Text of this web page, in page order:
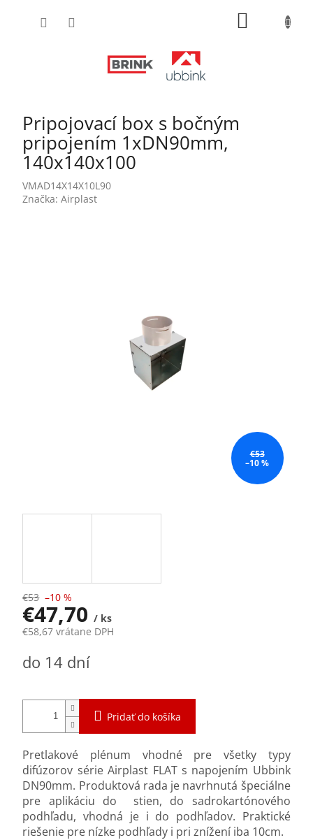
Pripojovací box s bočným
pripojením 1xDN90mm,
140x140x100
VMAD14X14X10L90
Značka:Airplast
€53
–10 %
€53 –10 %
€47,70/ ks
€58,67 vrátane DPH
cena:
do 14 dní
Pridať do košíka
Pretlakové plénum vhodné pre všetky typy
difúzorov série Airplast FLAT s napojením Ubbink
DN90mm. Produktová rada je navrhnutá špeciálne
pre aplikáciu do stien, do sadrokartónového
podhľadu, vhodná je i do podhľadov. Praktické
riešenie pre nízke podhľady i pri znížení iba 10cm.